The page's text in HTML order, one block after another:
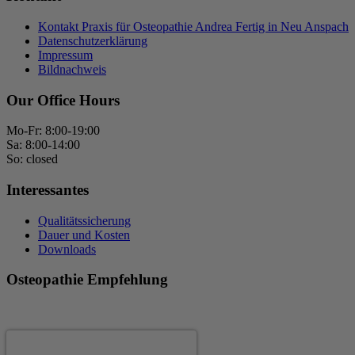
Kontakt Praxis für Osteopathie Andrea Fertig in Neu Anspach
Datenschutzerklärung
Impressum
Bildnachweis
Our Office Hours
Mo-Fr: 8:00-19:00
Sa: 8:00-14:00
So: closed
Interessantes
Qualitätssicherung
Dauer und Kosten
Downloads
Osteopathie Empfehlung